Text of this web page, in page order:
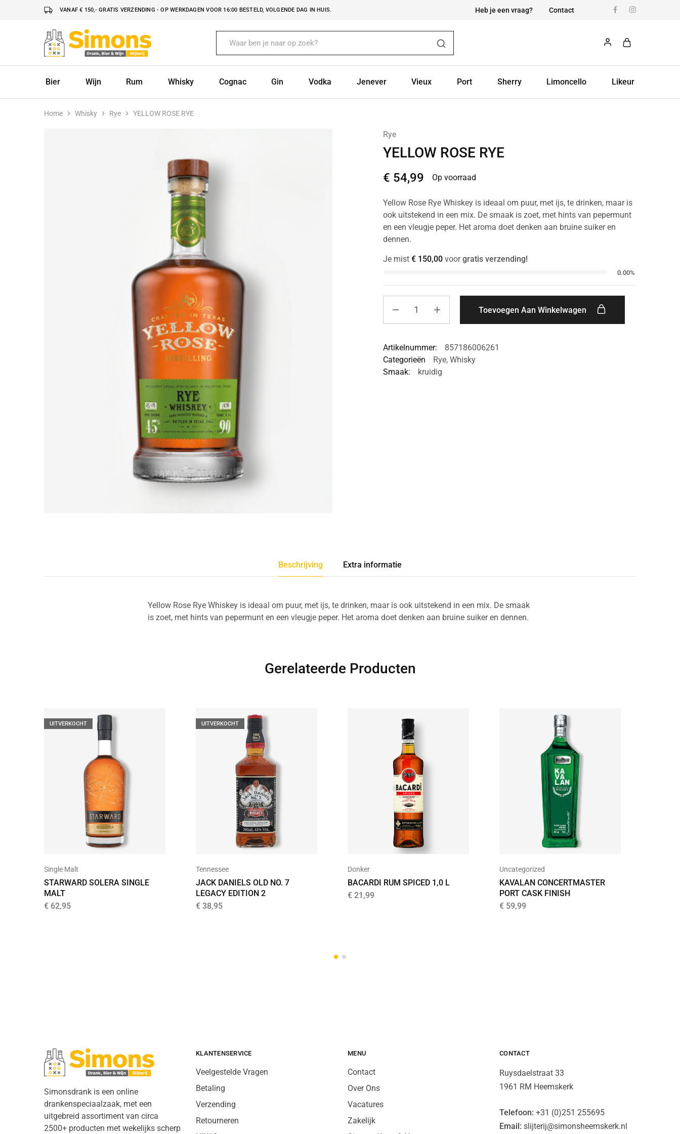
VANAF € 150,- GRATIS VERZENDING - OP WERKDAGEN VOOR 16:00 BESTELD, VOLGENDE DAG IN HUIS. Heb je een vraag? Contact
Simonsdrank.nl
Drank,
Bier
Bier
Wijn Rum Whisky Cognac Gin Vodka Jenever Vieux Port Sherry Limoncello Likeur
Home Whisky Rye YELLOW ROSE RYE
Rye
YELLOW ROSE RYE
€ 54,99 Op voorraad
Yellow Rose Rye Whiskey is ideaal om puur, met ijs, te drinken, maar is
ook uitstekend in een mix. De smaak is zoet, met hints van pepermunt
en een vleugje peper. Het aroma doet denken aan bruine suiker en
dennen.
Je mist €150,00voorgratis verzending!
0.00%
Toevoegen Aan Winkelwagen
Artikelnummer:
857186006261
Categorieën
Rye, Whisky
Smaak:
kruidig
Beschrijving Extra informatie
Yellow Rose Rye Whiskey is ideaal om puur, met ijs, te drinken, maar is ook uitstekend in een mix. De smaak
is zoet, met hints van pepermunt en een vleugje peper. Het aroma doet denken aan bruine suiker en dennen.
Gerelateerde Producten
UITVERKOCHT
Single Malt
STARWARD SOLERA SINGLE
MALT
€ 62,95
UITVERKOCHT
Tennessee
JACK DANIELS OLD NO. 7
LEGACY EDITION 2
€ 38,95
Donker
BACARDI RUM SPICED 1,0 L
€ 21,99
Uncategorized
KAVALAN CONCERTMASTER
PORT CASK FINISH
€ 59,99
Simonsdrank is een online
drankenspeciaalzaak, met een
uitgebreid assortiment van circa
2500+ producten met wekelijks scherp
KLANTENSERVICE
Veelgestelde Vragen
Betaling
Verzending
Retourneren
MENU
Contact
Over Ons
Vacatures
Zakelijk
CONTACT
Ruysdaelstraat 33
1961 RM Heemskerk
Telefoon: +31 (0)251 255695
Email: slijterij@simonsheemskerk.nl